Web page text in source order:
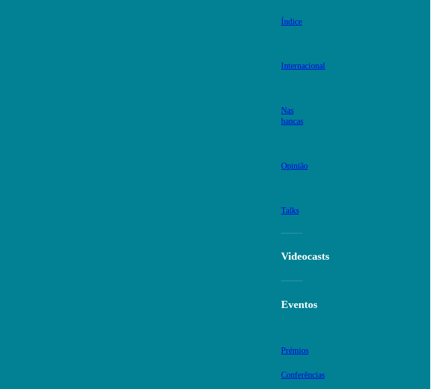
Índice
Internacional
Nas
bancas
Opinião
Talks
Videocasts
Eventos
Prémios
Conferências